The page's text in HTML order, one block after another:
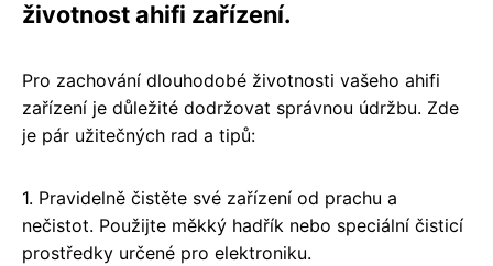
životnost ahifi zařízení.
Pro zachování dlouhodobé životnosti vašeho ahifi
zařízení je důležité dodržovat správnou údržbu. Zde
je pár užitečných rad a tipů:
1. Pravidelně čistěte své zařízení od prachu a
nečistot. Použijte měkký hadřík nebo speciální čisticí
prostředky určené pro elektroniku.